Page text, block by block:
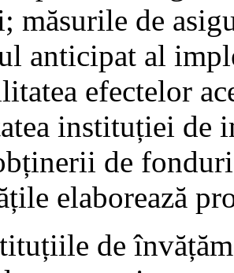
măsurile de
anticipat al
efectelor
instituției de
de
elaborează
de